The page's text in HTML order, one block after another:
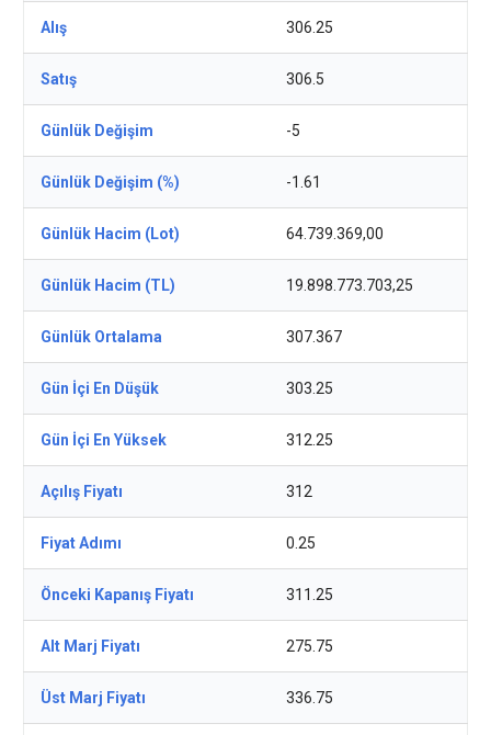
Alış 306.25
Satış 306.5
Günlük Değişim -5
Günlük Değişim (%) -1.61
Günlük Hacim (Lot) 64.739.369,00
Günlük Hacim (TL) 19.898.773.703,25
Günlük Ortalama 307.367
Gün İçi En Düşük 303.25
Gün İçi En Yüksek 312.25
Açılış Fiyatı 312
Fiyat Adımı 0.25
Önceki Kapanış Fiyatı 311.25
Alt Marj Fiyatı 275.75
Üst Marj Fiyatı 336.75